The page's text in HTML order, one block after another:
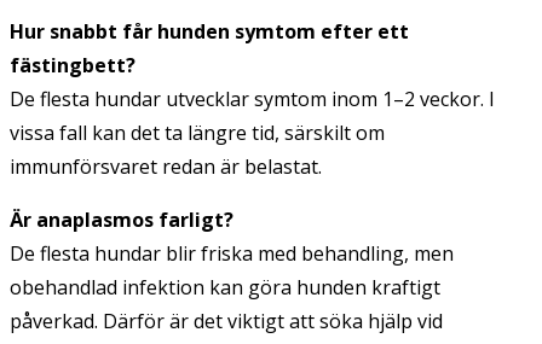
Hur snabbt får hunden symtom efter ett
fästingbett?
De flesta hundar utvecklar symtom inom 1–2 veckor. I
vissa fall kan det ta längre tid, särskilt om
immunförsvaret redan är belastat.
Är anaplasmos farligt?
De flesta hundar blir friska med behandling, men
obehandlad infektion kan göra hunden kraftigt
påverkad. Därför är det viktigt att söka hjälp vid